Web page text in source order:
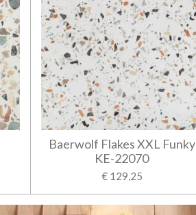
Baerwolf Flakes XXL Funky
KE-22070
€ 129,25